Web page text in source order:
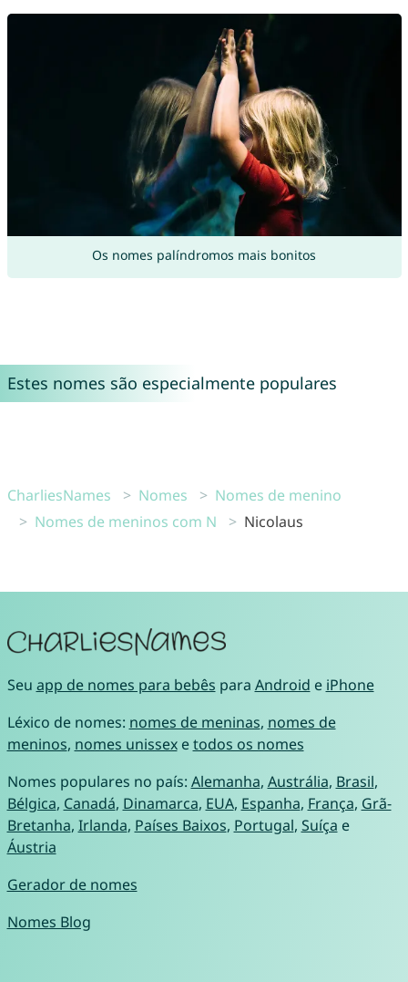
Os nomes palíndromos mais bonitos
Estes nomes são especialmente populares
CharliesNames Nomes
Nomes de menino
Nomes de meninos com N
Nicolaus
Seu app de nomes para bebês para Android e iPhone
Léxico de nomes: nomes de meninas, nomes de
meninos, nomes unissexetodos os nomes
Nomes populares no país: Alemanha, Austrália, Brasil,
Bélgica, Canadá, Dinamarca, EUA, Espanha, França, Grã-
Bretanha, Irlanda, Países Baixos, Portugal, Suíça e
Áustria
Gerador de nomes
Nomes Blog